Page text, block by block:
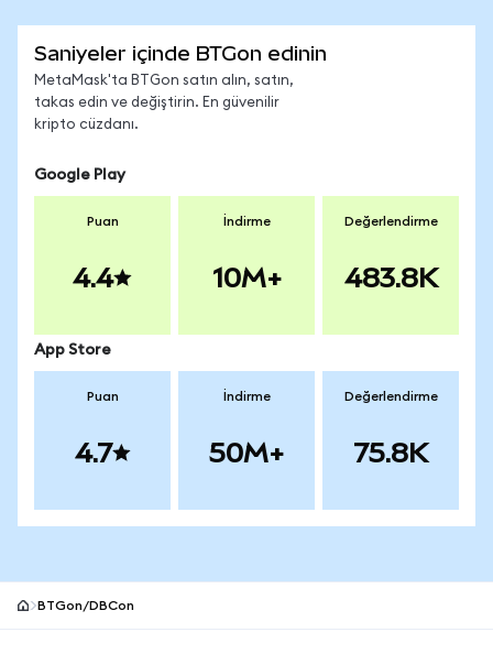
Saniyeler içinde BTGon edinin
MetaMask'ta BTGon satın alın, satın,
takas edin ve değiştirin. En güvenilir
kripto cüzdanı.
Google Play
Puan
4.4
İndirme
10M+
Değerlendirme
483.8K
App Store
Puan
4.7
İndirme
50M+
Değerlendirme
75.8K
BTGon/DBCon